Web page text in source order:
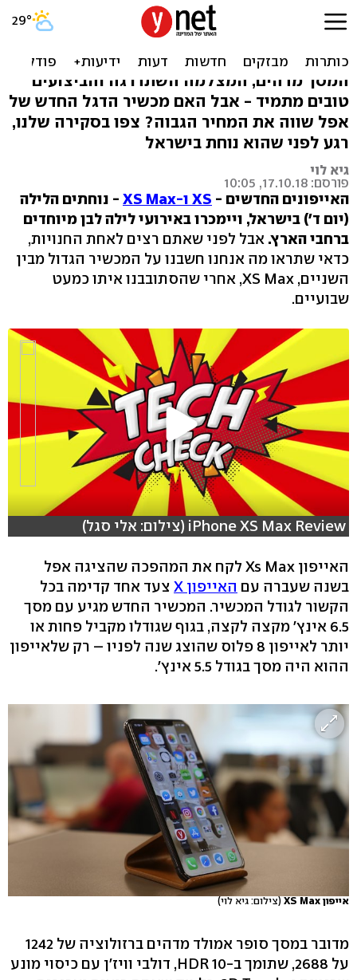
XS Max: בדקנו את האייפון
היקר והגדול אי פעם
המסך מדהים, המצלמה השתדרגה והביצועים
טובים מתמיד - אבל האם מכשיר הדגל החדש של
אפל שווה את המחיר הגבוה? צפו בסקירה שלנו,
רגע לפני שהוא נוחת בישראל
גיא לוי
פורסם: 17.10.18, 10:05
האייפונים החדשים - XS ו-XS Max
- נוחתים הלילה
(יום ד') בישראל, ויימכרו באירועי לילה לבן מיוחדים
ברחבי הארץ. אבל לפני שאתם רצים לאחת החנויות,
כדאי שתראו מה אנחנו חשבנו על המכשיר הגדול מבין
השניים, XS Max, אחרי שהסתובבנו איתו כמעט
שבועיים.
iPhone XS Max Review (צילום: אלי סגל)
האייפון Xs Max לקח את המהפכה שהציגה אפל
בשנה שעברה עם האייפון X
צעד אחד קדימה בכל
הקשור לגודל המכשיר. המכשיר החדש מגיע עם מסך
6.5 אינץ' מקצה לקצה, בגוף שגודלו מקביל פחות או
יותר לאייפון 8 פלוס שהוצג שנה לפניו – רק שלאייפון
ההוא היה מסך בגודל 5.5 אינץ'.
אייפון XS Max (צילום: גיא לוי)
מדובר במסך סופר אמולד מדהים ברזולוציה של 1242
על 2688, שתומך ב-HDR 10, דולבי וויז'ן עם כיסוי מונע